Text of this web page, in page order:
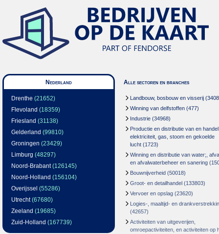
Nederland
Drenthe (21652)
Flevoland (18359)
Friesland (31138)
Gelderland (99810)
Groningen (23429)
Limburg (48297)
Noord-Brabant(126145)
Noord-Holland (156104)
Overijssel (55286)
Utrecht(67680)
Zeeland (19685)
Zuid-Holland (167739)
Alle sectoren en branches
Landbouw, bosbouw en visserij
Winning van delfstoffen (477)
Industrie (34968)
Productie en distributie van en
elektriciteit, gas, stoom en gekoelde
lucht (1723)
Winning en distributie van water;,
en afvalwaterbeheer en sanering
Bouwnijverheid (50018)
Groot- en detailhandel (133803)
Vervoer en opslag (23620)
Logies-, maaltijd- en
(42657)
Activiteiten van uitgeverijen,
omroepactiviteiten, en activiteiten op